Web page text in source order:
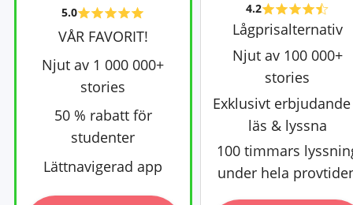
5.0
VÅR FAVORIT!
Njut av 1 000 000+
stories
50 % rabatt för
studenter
Lättnavigerad app
4.2
Lågprisalternativ
Njut av 100 000+
stories
Exklusivt erbjudande
läs & lyssna
100 timmars
under hela